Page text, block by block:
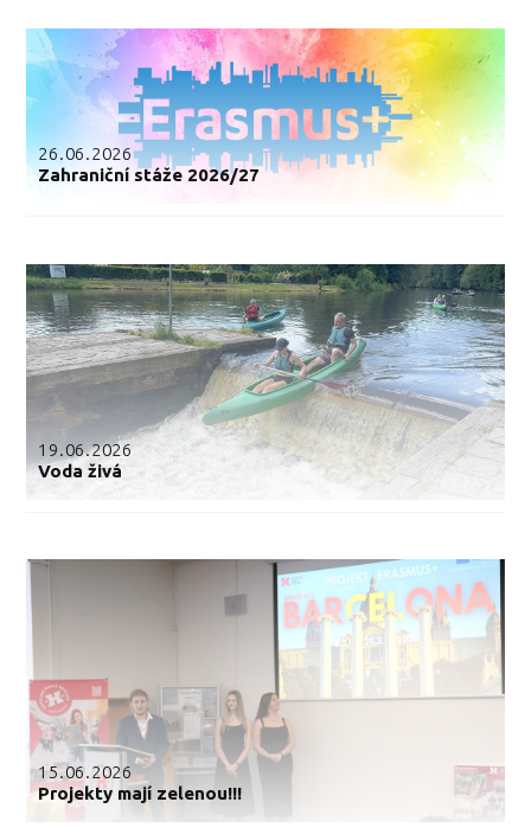
26.06.2026
Zahraniční stáže 2026/27
19.06.2026
Voda živá
15.06.2026
Projekty mají zelenou!!!